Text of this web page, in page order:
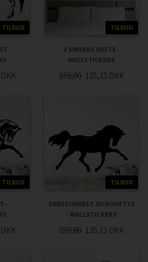
TILBUD
-
DKK
TILBUD
3 SMUKKE HESTE -
WALLSTICKERS
159,00 135,15 DKK
TILBUD
-
DKK
TILBUD
DRESSURHEST SILHOUETTE
- WALLSTICKERS
159,00 135,15 DKK